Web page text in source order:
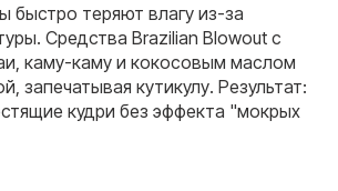
быстро теряют влагу из-за
Средства Brazilian Blowout с
каму-каму и кокосовым маслом
запечатывая кутикулу. Результат:
кудри без эффекта "мокрых